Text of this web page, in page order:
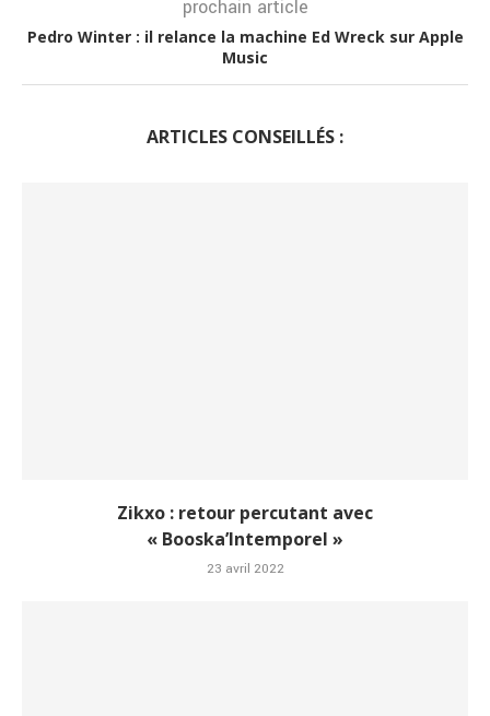
prochain article
Pedro Winter : il relance la machine Ed Wreck sur Apple
Music
ARTICLES CONSEILLÉS :
Zikxo : retour percutant avec
« Booska’Intemporel »
23 avril 2022